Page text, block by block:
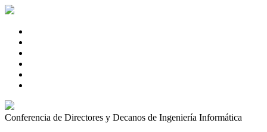
Conferencia de Directores y Decanos de Ingeniería Informática